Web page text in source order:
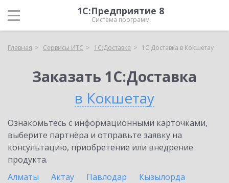
1С:Предприятие 8
Система программ
Главная Сервисы ИТС 1С:Доставка 1С:Доставка в Кокшетау
Заказать 1С:Доставка
в Кокшетау
Ознакомьтесь с информационными карточками,
выберите партнёра и отправьте заявку на
консультацию, приобретение или внедрение
продукта.
Алматы
Актау Павлодар
Кызылорда